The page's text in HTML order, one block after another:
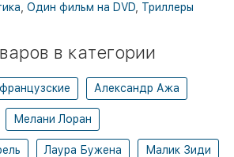
Один фильм на DVD Триллеры
в категории
французские Александр Ажа
Мелани Лоран
Лаура Бужена Малик Зиди